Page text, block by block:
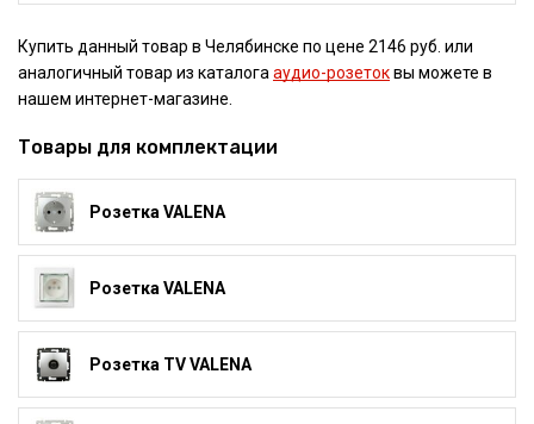
Купить данный товар в Челябинске по цене 2146 руб. или
аналогичный товар из каталогааудио-розетоквы можете в
нашем интернет-магазине.
Товары для комплектации
Розетка VALENA
Розетка VALENA
Розетка TV VALENA